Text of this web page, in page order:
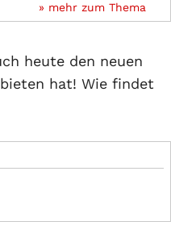
» mehr zum Thema
heute den neuen
hat! Wie findet